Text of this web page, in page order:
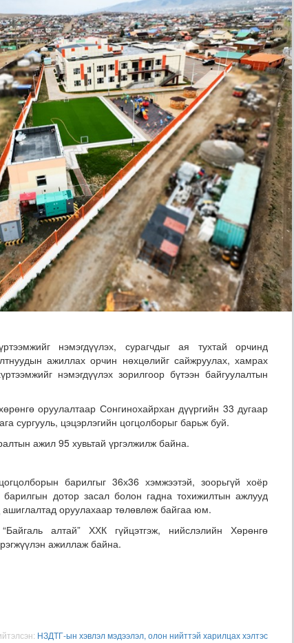
шинэчлэлийг бүрэн хийж, хувийн хэвшил рүү м..
нэмэгдүүлэх, сурагчдыг ая тухтай орчинд
ажиллах орчин нөхцөлийг сайжруулах, хамрах
нэмэгдүүлэх зорилгоор бүтээн байгуулалтын
оруулалтаар Сонгинохайрхан дүүргийн 33 дугаар
сургууль, цэцэрлэгийн цогцолборыг барьж буй.
ажил 95 хувьтай үргэлжилж байна.
барилгыг 36х36 хэмжээтэй, зоорьгүй хоёр
дотор засал болон гадна тохижилтын ажлууд
ашиглалтад оруулахаар төлөвлөж байгаа юм.
алтай” ХХК гүйцэтгэж, нийслэлийн Хөрөнгө
ажиллаж байна.
НЗДТГ-ын хэвлэл мэдээлэл, олон нийттэй харилцах хэлтэс